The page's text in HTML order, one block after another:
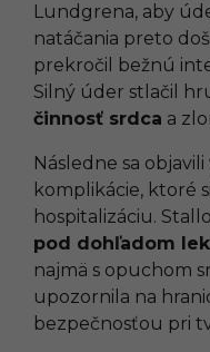
Lundgrena, aby
natáčania preto
prekročil bežnú
Silný úder stlačil
činnosť srdca a
Následne sa
komplikácie, ktoré
hospitalizáciu.
pod dohľadom
najmä s opuchom
upozornila na
bezpečnosťou pri